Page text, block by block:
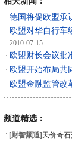
· 德国将促欧盟承
·
欧盟对华自行车
2010-07-15
· 欧盟财长会议批
· 欧盟开始布局共
· 欧盟金融监管改
频道精选：
· [财智频道] 天价奇